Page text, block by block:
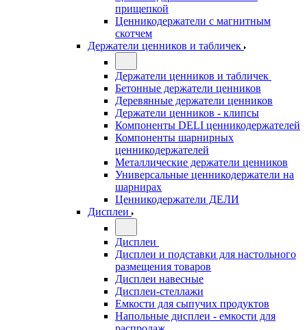
прищепкой
Ценникодержатели с магнитным
скотчем
Держатели ценников и табличек
Держатели ценников и табличек
Бетонные держатели ценников
Деревянные держатели ценников
Держатели ценников - клипсы
Компоненты DELI ценникодержателей
Компоненты шарнирных
ценникодержателей
Металлические держатели ценников
Универсальные ценникодержатели на
шарнирах
Ценникодержатели ДЕЛИ
Дисплеи
Дисплеи
Дисплеи и подставки для настольного
размещения товаров
Дисплеи навесные
Дисплеи-стеллажи
Емкости для сыпучих продуктов
Напольные дисплеи - емкости для